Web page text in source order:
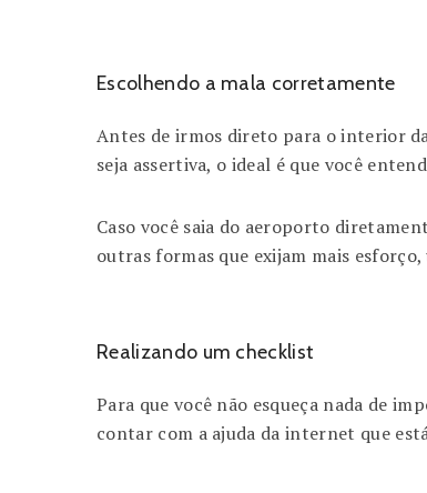
Escolhendo a mala corretamente
Antes de irmos direto para o interior
seja assertiva, o ideal é que você
Caso você saia do aeroporto
outras formas que exijam mais
Realizando um checklist
Para que você não esqueça nada de
contar com a ajuda da internet que